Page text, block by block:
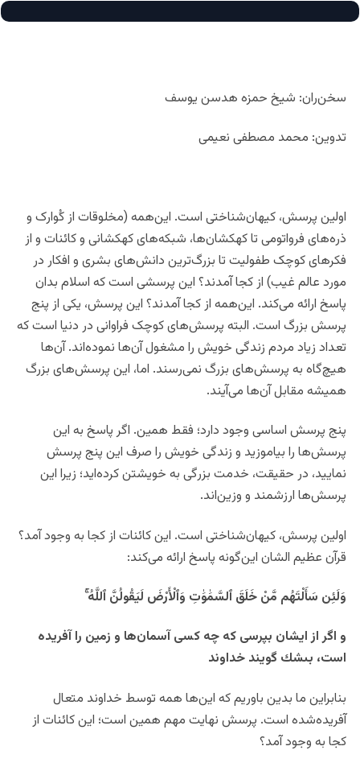
سخن‌ران: شیخ حمزه هدسن یوسف
تدوین: محمد مصطفی نعیمی
اولین پرسش، کیهان‌شناختی است. این‌همه (مخلوقات از کُوارک و
ذره‌های فرو‌اتومی تا کهکشان‌ها، شبکه‌های کهکشانی و کائنات و از
فکرهای کوچک طفولیت تا بزرگ‌ترین دانش‌های بشری و افکار در
مورد عالم غیب) از کجا آمدند؟ این پرسشی است که اسلام بدان
پاسخ ارائه می‌کند. این‌همه از کجا آمدند؟ این پرسش، یکی از پنج
پرسش بزرگ است. البته پرسش‌های کوچک فراوانی در دنیا است که
تعداد زیاد مردم زندگی خویش را مشغول آن‌ها نموده‌اند. آن‌ها
هیچ‌گاه به پرسش‌های بزرگ نمی‌رسند. اما، این پرسش‌های بزرگ
همیشه مقابل آن‌ها می‌آیند.
پنج پرسش اساسی وجود دارد؛ فقط همین. اگر پاسخ به این
پرسش‌ها را بیاموزید و زندگی خویش را صرف این پنج پرسش
نمایید، در حقیقت، خدمت بزرگی به خویشتن کرده‌اید؛ زیرا این
پرسش‌ها ارزشمند و وزین‌اند.
اولین پرسش، کیهان‌شناختی است. این کائنات از کجا به وجود آمد؟
قرآن عظیم الشان این‌گونه پاسخ ارائه می‌کند:
وَلَئِن سَأَلْتَهُم مَّنْ خَلَقَ ٱلسَّمَٰوَٰتِ وَٱلْأَرْضَ لَيَقُولُنَّ ٱللَّهُ
و اگر از ايشان بپرسى كه چه كسى آسمان‌ها و زمين را آفريده
است، بى‏شك گويند خداوند
بنابراین ما بدین باوریم که این‌ها همه توسط خداوند متعال
آفریده‌شده است. پرسش نهایت مهم همین است؛ این کائنات از
کجا به وجود آمد؟